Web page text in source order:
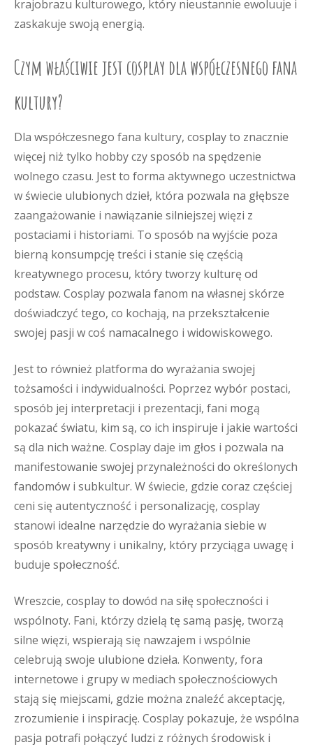
krajobrazu kulturowego, który nieustannie ewoluuje i
zaskakuje swoją energią.
Czym właściwie jest cosplay dla współczesnego fana
kultury?
Dla współczesnego fana kultury, cosplay to znacznie
więcej niż tylko hobby czy sposób na spędzenie
wolnego czasu. Jest to forma aktywnego uczestnictwa
w świecie ulubionych dzieł, która pozwala na głębsze
zaangażowanie i nawiązanie silniejszej więzi z
postaciami i historiami. To sposób na wyjście poza
bierną konsumpcję treści i stanie się częścią
kreatywnego procesu, który tworzy kulturę od
podstaw. Cosplay pozwala fanom na własnej skórze
doświadczyć tego, co kochają, na przekształcenie
swojej pasji w coś namacalnego i widowiskowego.
Jest to również platforma do wyrażania swojej
tożsamości i indywidualności. Poprzez wybór postaci,
sposób jej interpretacji i prezentacji, fani mogą
pokazać światu, kim są, co ich inspiruje i jakie wartości
są dla nich ważne. Cosplay daje im głos i pozwala na
manifestowanie swojej przynależności do określonych
fandomów i subkultur. W świecie, gdzie coraz częściej
ceni się autentyczność i personalizację, cosplay
stanowi idealne narzędzie do wyrażania siebie w
sposób kreatywny i unikalny, który przyciąga uwagę i
buduje społeczność.
Wreszcie, cosplay to dowód na siłę społeczności i
wspólnoty. Fani, którzy dzielą tę samą pasję, tworzą
silne więzi, wspierają się nawzajem i wspólnie
celebrują swoje ulubione dzieła. Konwenty, fora
internetowe i grupy w mediach społecznościowych
stają się miejscami, gdzie można znaleźć akceptację,
zrozumienie i inspirację. Cosplay pokazuje, że wspólna
pasja potrafi połączyć ludzi z różnych środowisk i